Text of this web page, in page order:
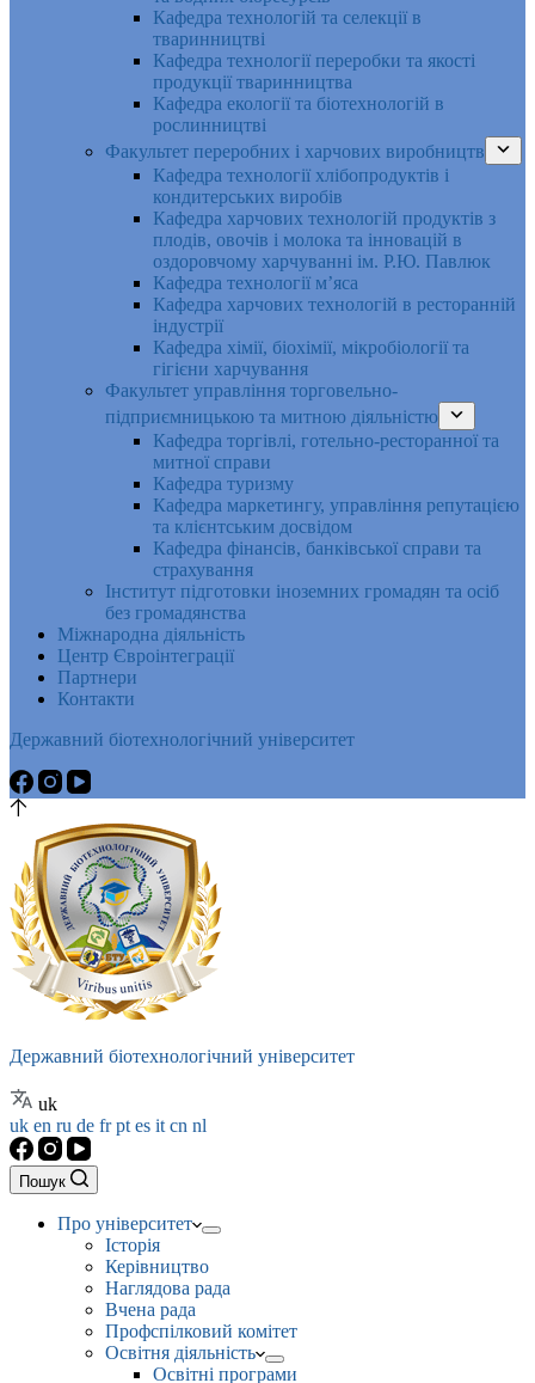
Кафедра технологій та селекції в
тваринництві
Кафедра технології переробки та якості
продукції тваринництва
Кафедра екології та біотехнологій в
рослинництві
Факультет переробних і харчових виробництв
Кафедра технології хлібопродуктів і
кондитерських виробів
Кафедра харчових технологій продуктів з
плодів, овочів і молока та інновацій в
оздоровчому харчуванні ім. Р.Ю. Павлюк
Кафедра технології м’яса
Кафедра харчових технологій в ресторанній
індустрії
Кафедра хімії, біохімії, мікробіології та
гігієни харчування
Факультет управління торговельно-
підприємницькою та митною діяльністю
Кафедра торгівлі, готельно-ресторанної та
митної справи
Кафедра туризму
Кафедра маркетингу, управління репутацією
та клієнтським досвідом
Кафедра фінансів, банківської справи та
страхування
Інститут підготовки іноземних громадян та осіб
без громадянства
Міжнародна діяльність
Центр Євроінтеграції
Партнери
Контакти
Державний біотехнологічний університет
Державний біотехнологічний університет
uk
uk en ru de frpt es it cn nl
Пошук
Про університет
Історія
Керівництво
Наглядова рада
Вчена рада
Профспілковий комітет
Освітня діяльність
Освітні програми